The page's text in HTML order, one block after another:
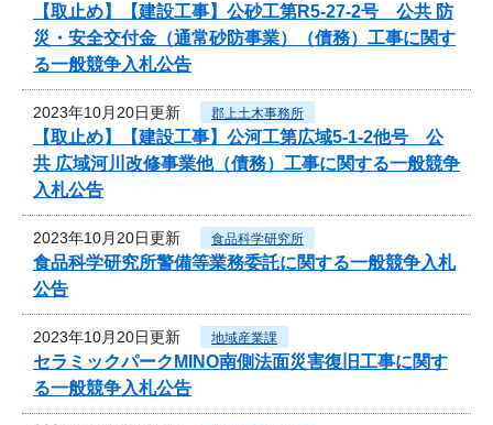
【取止め】【建設工事】公砂工第R5-27-2号 公共 防
災・安全交付金（通常砂防事業）（債務）工事に関す
る一般競争入札公告
2023年10月20日更新 郡上土木事務所
【取止め】【建設工事】公河工第広域5-1-2他号 公
共 広域河川改修事業他（債務）工事に関する一般競争
入札公告
2023年10月20日更新 食品科学研究所
食品科学研究所警備等業務委託に関する一般競争入札
公告
2023年10月20日更新 地域産業課
セラミックパークMINO南側法面災害復旧工事に関す
る一般競争入札公告